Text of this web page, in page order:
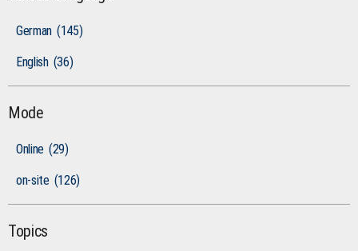
German (145)
English (36)
Mode
Online (29)
on-site (126)
Topics